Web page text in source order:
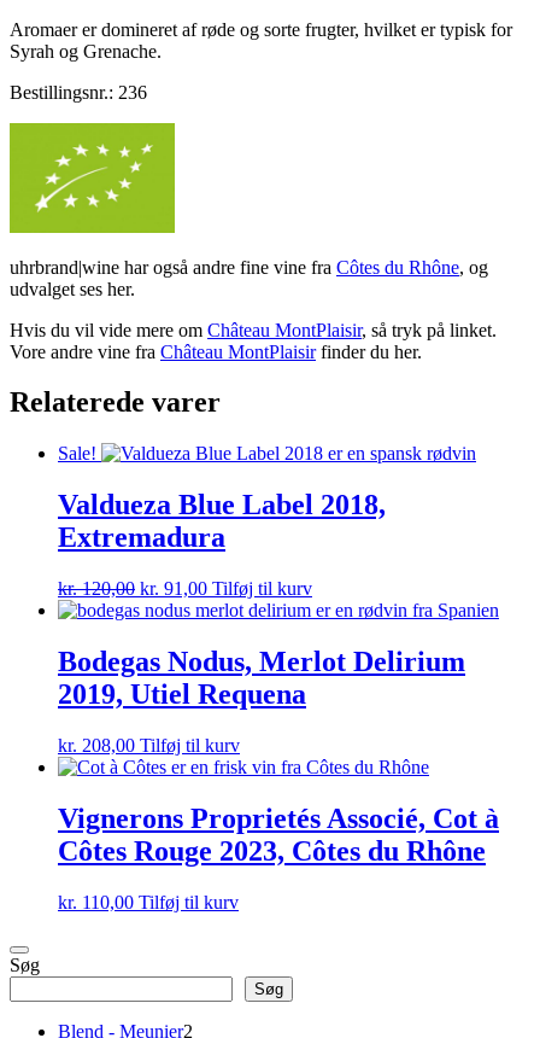
Aromaer er domineret af røde og sorte frugter, hvilket er typisk for
Syrah og Grenache.
Bestillingsnr.: 236
uhrbrand|wine har også andre fine vine fra Côtes du Rhône, og
udvalget ses her.
Hvis du vil vide mere om Château MontPlaisir, så tryk på linket.
Vore andre vine fra Château MontPlaisirfinder du her.
Relaterede varer
Sale!
Valdueza Blue Label 2018,
Extremadura
kr.120,00 Den
oprindelige
kr. 120,00.
kr. 91,00Den
aktuelle
er:
kr. 91,00.
Tilføj til kurv
Bodegas Nodus, Merlot Delirium
2019, Utiel Requena
kr. 208,00 Tilføj til kurv
Vignerons Proprietés Associé, Cot à
Côtes Rouge 2023, Côtes du Rhône
kr. 110,00 Tilføj til kurv
Søg
Søg
Blend - Meunier2